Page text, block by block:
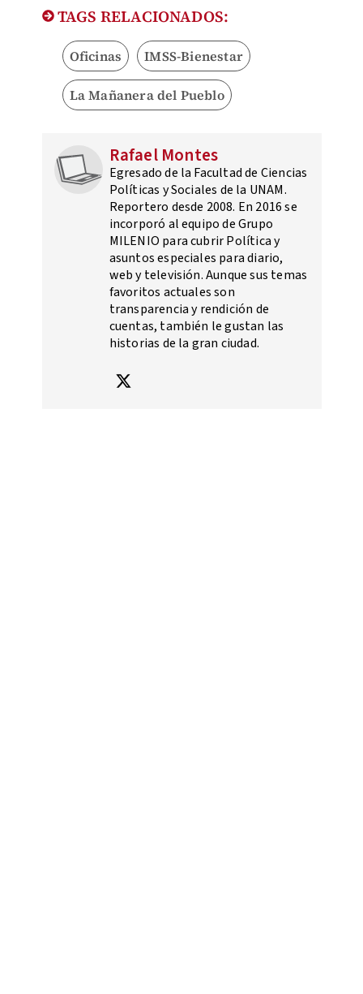
TAGS RELACIONADOS:
Oficinas IMSS-Bienestar
La Mañanera del Pueblo
Rafael Montes
Egresado de la Facultad de Ciencias
Políticas y Sociales de la UNAM.
Reportero desde 2008. En 2016 se
incorporó al equipo de Grupo
MILENIO para cubrir Política y
asuntos especiales para diario,
web y televisión. Aunque sus temas
favoritos actuales son
transparencia y rendición de
cuentas, también le gustan las
historias de la gran ciudad.